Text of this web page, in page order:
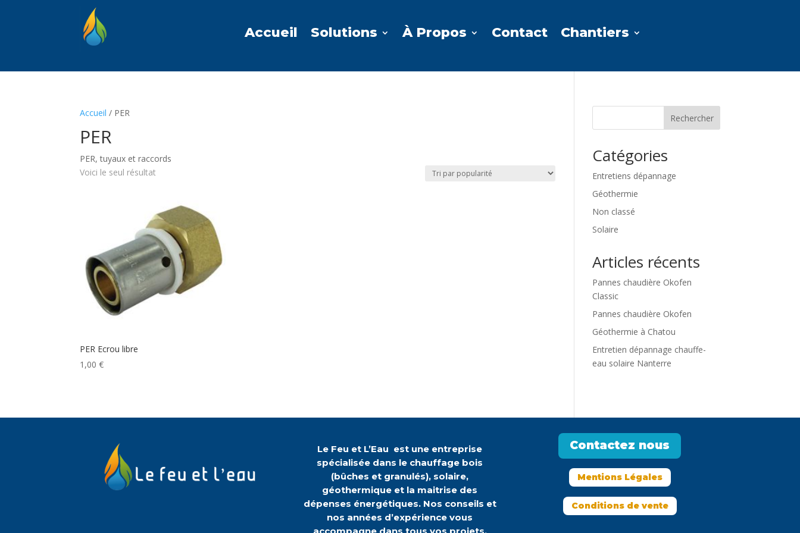
Accueil Solutions À Propos Contact Chantiers
Accueil / PER
PER
PER, tuyaux et raccords
Voici le seul résultat
PER Ecrou libre
1,00€
Rechercher
Catégories
Entretiens dépannage
Géothermie
Non classé
Solaire
Articles récents
Pannes chaudière Okofen
Classic
Pannes chaudière Okofen
Géothermie à Chatou
Entretien dépannage chauffe-
eau solaire Nanterre
Le Feu et L’Eau est une entreprise
spécialisée dans le chauffage bois
(bûches et granulés), solaire,
géothermique et la maitrise des
dépenses énergétiques. Nos conseils et
nos années d’expérience vous
Contactez nous
Mentions Légales
Conditions de vente